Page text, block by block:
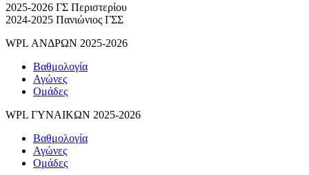
2025-2026 ΓΣ Περιστερίου
2024-2025 Πανιώνιος ΓΣΣ
WPL ΑΝΔΡΩΝ 2025-2026
Βαθμολογία
Αγώνες
Ομάδες
WPL ΓΥΝΑΙΚΩΝ 2025-2026
Βαθμολογία
Αγώνες
Ομάδες